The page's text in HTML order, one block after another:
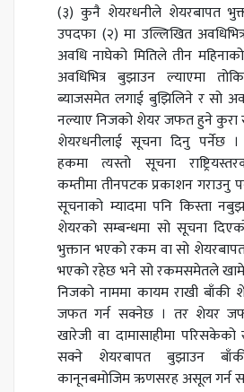
(३) कुनै शेयरधनीले शेयरबापत
उपदफा (२) मा उल्लिखित
अवधि नाघेको मितिले तीन
अवधिभित्र बुझाउन ल्याएमा
ब्याजसमेत लगाई बुझिलिने र सो
नल्याए निजको शेयर जफत हुने कुरा
शेयरधनीलाई सूचना दिनु पर्नेछ
हकमा त्यस्तो सूचना
कम्तीमा तीनपटक प्रकाशन गराउनु
सूचनाको म्यादमा पनि किस्ता
शेयरको सम्बन्धमा सो सूचना
भुक्तान भएको रकम वा सो
भएको रहेछ भने सो रकमसमेतले
निजको नाममा कायम राखी बाँकी
जफत गर्न सक्नेछ । तर शेयर
खारेजी वा दामासाहीमा
सक्ने शेयरबापत बुझाउन
कानूनबमोजिम ऋणसरह असूल गर्न